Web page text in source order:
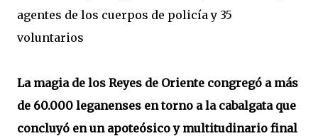
agentes de los cuerpos de policía y 35
voluntarios
La magia de los Reyes de Oriente congregó a más
de 60.000 leganenses en torno a la cabalgata que
concluyó en un apoteósico y multitudinario final